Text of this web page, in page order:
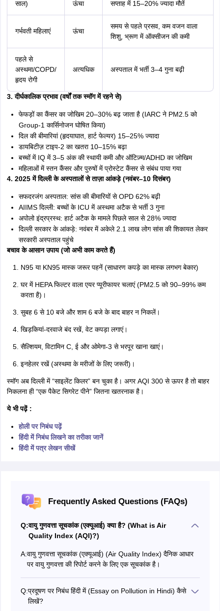
साल)
ऊंचा
सप्ताह में 15–20% ज्यादा मौतें
गर्भवती महिलाएं ऊंचा
समय से पहले प्रसव, कम वजन वाला
शिशु, भ्रूण में ऑक्सीजन की कमी
पहले से
अस्थमा/COPD/
हृदय रोगी
अत्यधिक अस्पताल में भर्ती 3–4 गुना बढ़ी
3. दीर्घकालिक प्रभाव (वर्षों तक स्मॉग में रहने से)
फेफड़ों का कैंसर का जोखिम 20–30% बढ़ जाता है (IARC ने PM2.5 को
Group-1 कार्सिनोजन घोषित किया)
दिल की बीमारियां (हृदयाघात, हार्ट फेल्यर) 15–25% ज्यादा
डायबिटीज़ टाइप-2 का खतरा 10–15% बढ़ा
बच्चों में IQ में 3–5 अंक की स्थायी कमी और ऑटिज़्म/ADHD का जोखिम
महिलाओं में स्तन कैंसर और पुरुषों में प्रोस्टेट कैंसर से संबंध पाया गया
4. 2025 में दिल्ली के अस्पतालों से ताज़ा आंकड़े (नवंबर–10 दिसंबर)
सफदरजंग अस्पताल: सांस की बीमारियों से OPD 62% बढ़ी
AIIMS दिल्ली: बच्चों के ICU में अस्थमा अटैक से भर्ती 3 गुना
अपोलो इंद्रप्रस्थ: हार्ट अटैक के मामले पिछले साल से 28% ज्यादा
दिल्ली सरकार के आंकड़े: नवंबर में अकेले 2.1 लाख लोग सांस की शिकायत लेकर
सरकारी अस्पताल पहुंचे
बचाव के आसान उपाय (जो अभी काम करते हैं)
N95 या KN95 मास्क जरूर पहनें (साधारण कपड़े का मास्क लगभग बेकार)
घर में HEPA फिल्टर वाला एयर प्यूरीफायर चलाएं (PM2.5 को 90–99% कम
करता है)।
सुबह 6 से 10 बजे और शाम 6 बजे के बाद बाहर न निकलें।
खिड़कियां-दरवाजे बंद रखें, वेट कपड़ा लगाएं।
सैल्शियम, विटामिन C, ई और ओमेगा-3 से भरपूर खाना खाएं।
इनहेलर रखें (अस्थमा के मरीजों के लिए जरूरी)।
स्मॉग अब दिल्ली में “साइलेंट किलर” बन चुका है। अगर AQI 300 से ऊपर है तो बाहर
निकलना ही “एक पैकेट सिगरेट पीने” जितना खतरनाक है।
ये भी पढ़ें :
होली पर निबंध पढ़ें
हिंदी में निबंध लिखने का तरीका जानें
हिंदी में पत्र लेखन सीखें
Frequently Asked Questions (FAQs)
Q:वायु गुणवत्ता सूचकांक (एक्यूआई) क्या है? (What is Air
Quality Index (AQI)?)
A:वायु गुणवत्ता सूचकांक (एक्यूआई) (Air Quality Index) दैनिक आधार
पर वायु गुणवत्ता की रिपोर्ट करने के लिए एक सूचकांक है।
Q:प्रदूषण पर निबंध हिंदी में (Essay on Pollution in Hindi) कैसे
लिखें?